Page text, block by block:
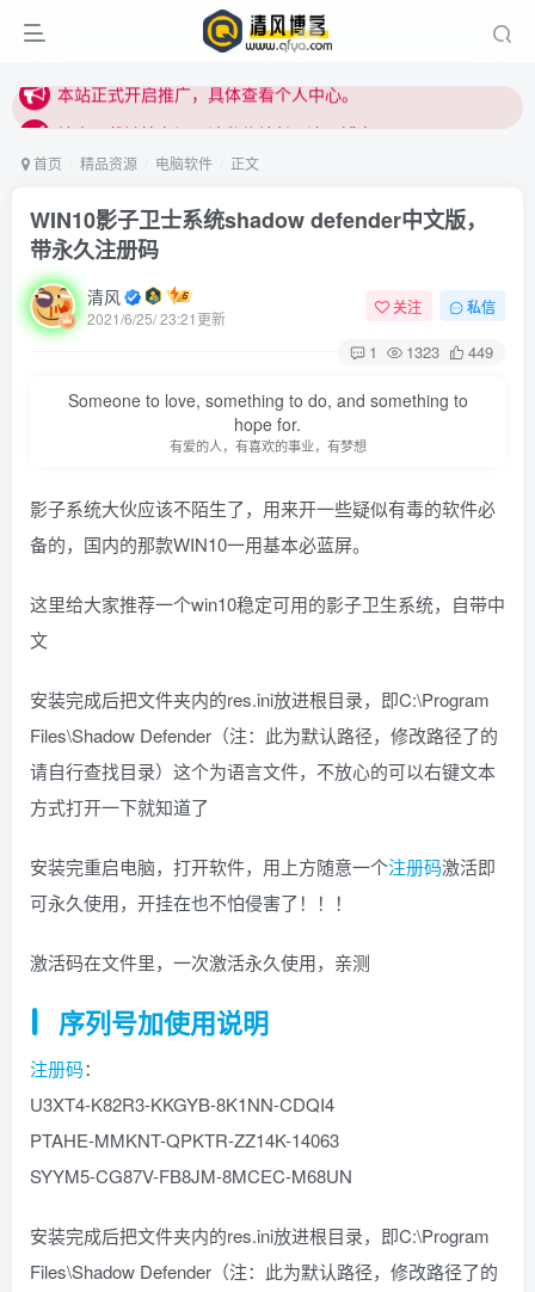
站内下载链接有问题请私信站长 - 清风博客
站内下载链接有问题请私信站长 - 清风博客
首页 精品资源 电脑软件 正文
WIN10影子卫士系统shadow defender中文版，
带永久注册码
清风
2021/6/25/ 23:21更新
关注 私信
1 1323 449
Someone to love, something to do, and something to
hope for.
有爱的人，有喜欢的事业，有梦想
影子系统大伙应该不陌生了，用来开一些疑似有毒的软件必
备的，国内的那款WIN10一用基本必蓝屏。
这里给大家推荐一个win10稳定可用的影子卫生系统，自带中
文
安装完成后把文件夹内的res.ini放进根目录，即C:\Program
Files\Shadow Defender（注：此为默认路径，修改路径了的
请自行查找目录）这个为语言文件，不放心的可以右键文本
方式打开一下就知道了
安装完重启电脑，打开软件，用上方随意一个注册码激活即
可永久使用，开挂在也不怕侵害了！！！
激活码在文件里，一次激活永久使用，亲测
序列号加使用说明
注册码：
U3XT4-K82R3-KKGYB-8K1NN-CDQI4
PTAHE-MMKNT-QPKTR-ZZ14K-14063
SYYM5-CG87V-FB8JM-8MCEC-M68UN
安装完成后把文件夹内的res.ini放进根目录，即C:\Program
Files\Shadow Defender（注：此为默认路径，修改路径了的
没有账号？立即注册
登录密码
QQ登录
码云登录
百度登录
使用社交账号登录即表示同意